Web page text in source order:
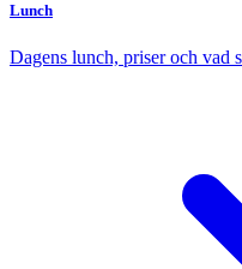
Lunch
Dagens lunch, priser och vad